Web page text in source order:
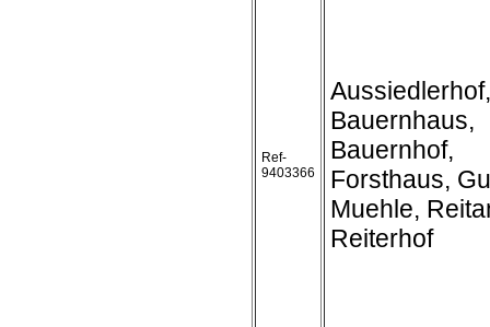
Ref-
9403366
Aussiedlerhof,
Bauernhaus,
Bauernhof,
Forsthaus,
Muehle,
Reiterhof